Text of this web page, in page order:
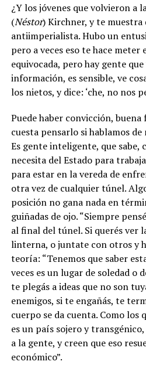
¿Y los jóvenes que volvieron a
(Néstor) Kirchner, y te
antiimperialista. Hubo un
pero a veces eso te hace meter
equivocada, pero hay gente
información, es sensible, ve
los nietos, y dice: ‘che, no nos
Puede haber convicción, buena
cuesta pensarlo si hablamos
Es gente inteligente, que sabe,
necesita del Estado para
para estar en la vereda de
otra vez de cualquier túnel.
posición no gana nada en
guiñadas de ojo. “Siempre
al final del túnel. Si querés ver
linterna, o juntate con otros y
teoría: “Tenemos que saber
veces es un lugar de soledad o
te plegás a ideas que no son
enemigos, si te engañás, te
cuerpo se da cuenta. Como los
es un país sojero y
a la gente, y creen que eso
económico”.